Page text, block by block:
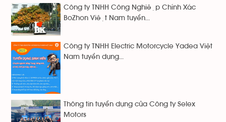
Công ty TNHH Công Nghiệp Chính Xác
BoZhon Việt Nam tuyển...
Công ty TNHH Electric Motorcycle Yadea Việt
Nam tuyển dụng...
Thông tin tuyển dụng của Công ty Selex
Motors